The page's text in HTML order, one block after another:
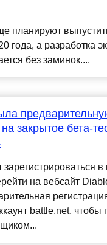
планируют
года, а разработка
без заминок....
закрытое бета-
зарегистрироваться
на вебсайт
battle.net, чтобы